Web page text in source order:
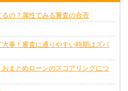
の？属性でみる審査の合否
事！審査に通りやすい時期はズバ
まとめローンのスコアリングにつ